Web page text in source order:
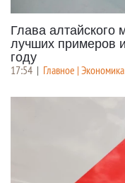
Глава алтайского
лучших примеров
году
17:54 | Главное | Экономика